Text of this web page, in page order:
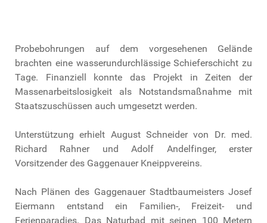
Probebohrungen auf dem vorgesehenen Gelände
brachten eine wasserundurchlässige Schieferschicht zu
Tage. Finanziell konnte das Projekt in Zeiten der
Massenarbeitslosigkeit als Notstandsmaßnahme mit
Staatszuschüssen auch umgesetzt werden.
Unterstützung erhielt August Schneider von Dr. med.
Richard Rahner und Adolf Andelfinger, erster
Vorsitzender des Gaggenauer Kneippvereins.
Nach Plänen des Gaggenauer Stadtbaumeisters Josef
Eiermann entstand ein Familien-, Freizeit- und
Ferienparadies. Das Naturbad mit seinen 100 Metern